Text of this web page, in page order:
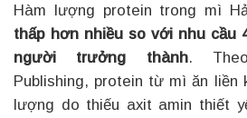
Hàm lượng protein trong mì
thấp hơn nhiều so với nhu cầu
người trưởng thành.
Publishing, protein từ mì ăn liền
lượng do thiếu axit amin thiết